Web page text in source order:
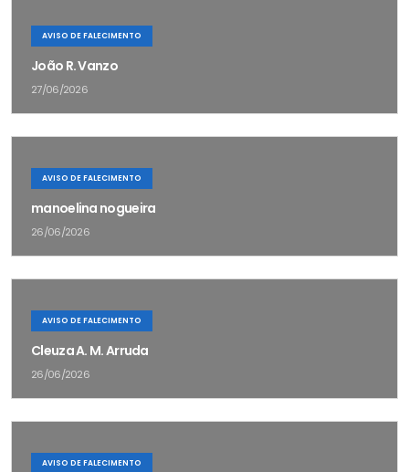
AVISO DE FALECIMENTO
João R. Vanzo
27/06/2026
AVISO DE FALECIMENTO
manoelina nogueira
26/06/2026
AVISO DE FALECIMENTO
Cleuza A. M. Arruda
26/06/2026
AVISO DE FALECIMENTO